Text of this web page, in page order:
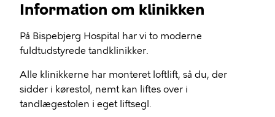
Information om klinikken
På Bispebjerg Hospital har vi to moderne
fuldtudstyrede tandklinikker.
Alle klinikkerne har monteret loftlift, så du, der
sidder i kørestol, nemt kan liftes over i
tandlægestolen i eget liftsegl.